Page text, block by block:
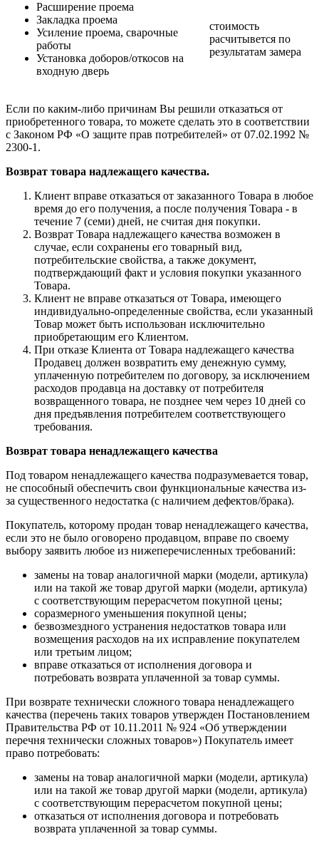
Расширение проема
Закладка проема
Усиление проема, сварочные
работы
Установка доборов/откосов на
входную дверь
стоимость
расчитывется по
результатам замера
Если по каким-либо причинам Вы решили отказаться от
приобретенного товара, то можете сделать это в соответствии
с Законом РФ «О защите прав потребителей» от 07.02.1992 №
2300-1.
Возврат товара надлежащего качества.
Клиент вправе отказаться от заказанного Товара в любое
время до его получения, а после получения Товара - в
течение 7 (семи) дней, не считая дня покупки.
Возврат Товара надлежащего качества возможен в
случае, если сохранены его товарный вид,
потребительские свойства, а также документ,
подтверждающий факт и условия покупки указанного
Товара.
Клиент не вправе отказаться от Товара, имеющего
индивидуально-определенные свойства, если указанный
Товар может быть использован исключительно
приобретающим его Клиентом.
При отказе Клиента от Товара надлежащего качества
Продавец должен возвратить ему денежную сумму,
уплаченную потребителем по договору, за исключением
расходов продавца на доставку от потребителя
возвращенного товара, не позднее чем через 10 дней со
дня предъявления потребителем соответствующего
требования.
Возврат товара ненадлежащего качества
Под товаром ненадлежащего качества подразумевается товар,
не способный обеспечить свои функциональные качества из-
за существенного недостатка (с наличием дефектов/брака).
Покупатель, которому продан товар ненадлежащего качества,
если это не было оговорено продавцом, вправе по своему
выбору заявить любое из нижеперечисленных требований:
замены на товар аналогичной марки (модели, артикула)
или на такой же товар другой марки (модели, артикула)
с соответствующим перерасчетом покупной цены;
соразмерного уменьшения покупной цены;
безвозмездного устранения недостатков товара или
возмещения расходов на их исправление покупателем
или третьим лицом;
вправе отказаться от исполнения договора и
потребовать возврата уплаченной за товар суммы.
При возврате технически сложного товара ненадлежащего
качества (перечень таких товаров утвержден Постановлением
Правительства РФ от 10.11.2011 № 924 «Об утверждении
перечня технически сложных товаров») Покупатель имеет
право потребовать:
замены на товар аналогичной марки (модели, артикула)
или на такой же товар другой марки (модели, артикула)
с соответствующим перерасчетом покупной цены;
отказаться от исполнения договора и потребовать
возврата уплаченной за товар суммы.